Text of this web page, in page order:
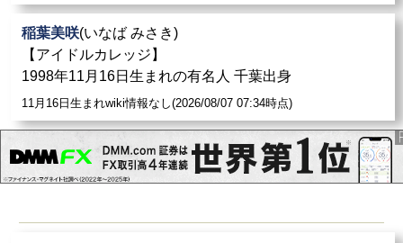
稲葉美咲(いなば みさき)
【アイドルカレッジ】
1998年11月16日生まれの有名人 千葉出身
11月16日生まれwiki情報なし(2026/08/07 07:34時点)